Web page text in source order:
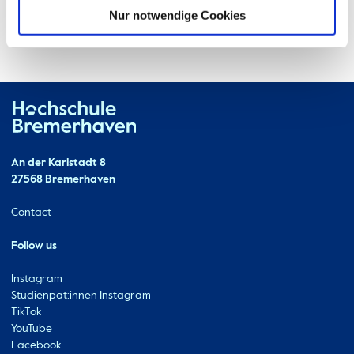
Nur notwendige Cookies
Contact
An der Karlstadt 8
27568 Bremerhaven
Ressourcen
Contact
Follow us
Instagram
Studienpat:innen Instagram
TikTok
YouTube
Facebook